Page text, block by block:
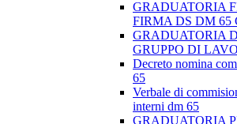
GRADUATORIA
FIRMA DS DM 65
GRADUATORIA
GRUPPO DI
Decreto nomina
65
Verbale di
interni dm 65
GRADUATORIA